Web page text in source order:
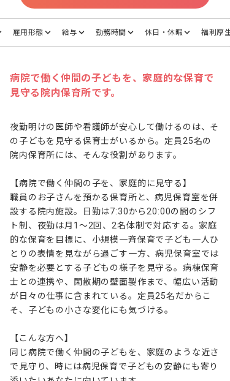
雇用形態 給与 勤務時間 休日・休暇 福利厚生
病院で働く仲間の子どもを、家庭的な保育で
見守る院内保育所です。
夜勤明けの医師や看護師が安心して働けるのは、そ
の子どもを見守る保育士がいるから。定員25名の
院内保育所には、そんな役割があります。
【病院で働く仲間の子を、家庭的に見守る】
職員のお子さんを預かる保育所と、病児保育室を併
設する院内施設。日勤は7:30から20:00の間のシフ
ト制、夜勤は月1～2回、2名体制で対応する。家庭
的な保育を目標に、小規模一斉保育で子ども一人ひ
とりの表情を見ながら過ごす一方、病児保育室では
安静を必要とする子どもの様子を見守る。病棟保育
士との連携や、閑散期の壁面製作まで、幅広い活動
が日々の仕事に含まれている。定員25名だからこ
そ、子どもの小さな変化にも気づける。
【こんな方へ】
同じ病院で働く仲間の子どもを、家庭のような近さ
で見守り、時には病児保育で子どもの安静にも寄り